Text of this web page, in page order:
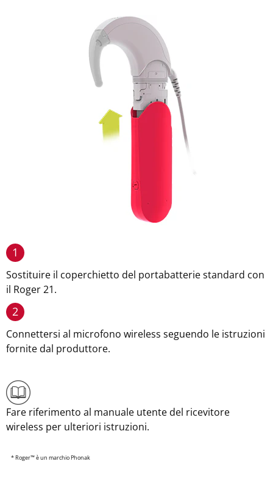
1
Sostituire il coperchietto del portabatterie standard con
il Roger 21.
2
Connettersi al microfono wireless seguendo le istruzioni
fornite dal produttore.
Fare riferimento al manuale utente del ricevitore
wireless per ulteriori istruzioni.
* Roger™ è un marchio Phonak